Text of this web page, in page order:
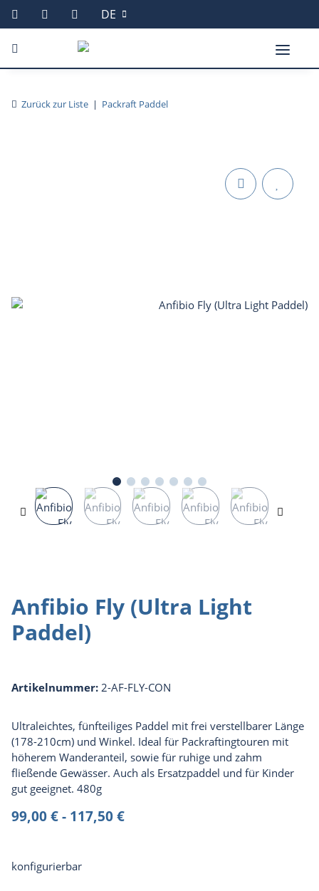
DE
Zurück zur Liste Packraft Paddel
Anfibio Fly (Ultra Light
Paddel)
Artikelnummer: 2-AF-FLY-CON
Ultraleichtes, fünfteiliges Paddel mit frei verstellbarer Länge
(178-210cm) und Winkel. Ideal für Packraftingtouren mit
höherem Wanderanteil, sowie für ruhige und zahm
fließende Gewässer. Auch als Ersatzpaddel und für Kinder
gut geeignet. 480g
99,00 € - 117,50 €
konfigurierbar